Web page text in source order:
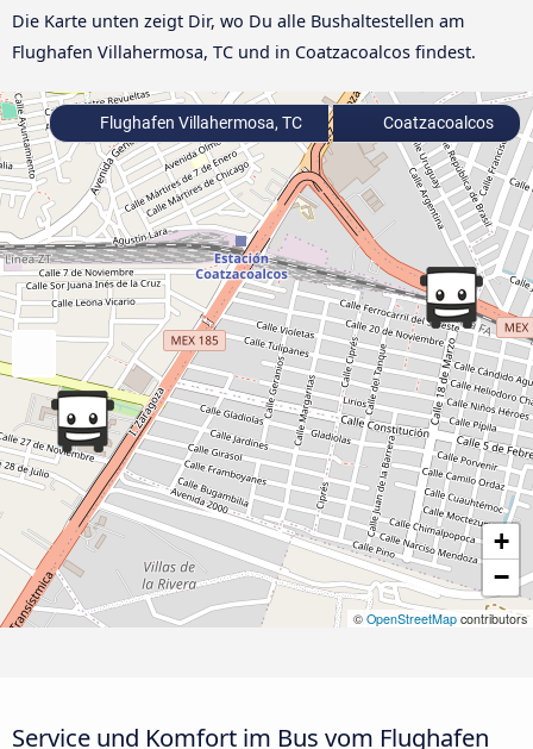
Die Karte unten zeigt Dir, wo Du alle Bushaltestellen am
Flughafen Villahermosa, TC und in Coatzacoalcos findest.
+
−
© OpenStreetMap contributors
Flughafen Villahermosa, TC Coatzacoalcos
Service und Komfort im Bus vom Flughafen